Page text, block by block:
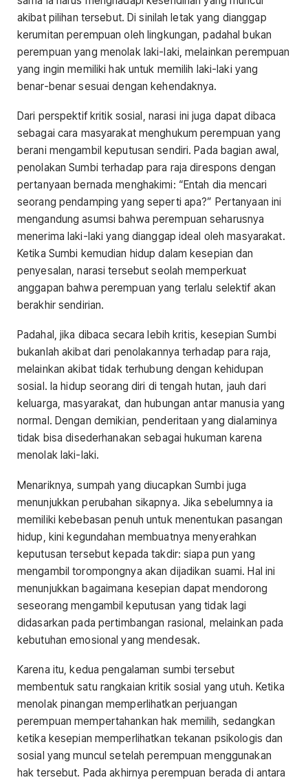
akibat pilihan tersebut. Di sinilah letak yang dianggap
kerumitan perempuan oleh lingkungan, padahal bukan
perempuan yang menolak laki-laki, melainkan perempuan
yang ingin memiliki hak untuk memilih laki-laki yang
benar-benar sesuai dengan kehendaknya.
Dari perspektif kritik sosial, narasi ini juga dapat dibaca
sebagai cara masyarakat menghukum perempuan yang
berani mengambil keputusan sendiri. Pada bagian awal,
penolakan Sumbi terhadap para raja direspons dengan
pertanyaan bernada menghakimi: “Entah dia mencari
seorang pendamping yang seperti apa?” Pertanyaan ini
mengandung asumsi bahwa perempuan seharusnya
menerima laki-laki yang dianggap ideal oleh masyarakat.
Ketika Sumbi kemudian hidup dalam kesepian dan
penyesalan, narasi tersebut seolah memperkuat
anggapan bahwa perempuan yang terlalu selektif akan
berakhir sendirian.
Padahal, jika dibaca secara lebih kritis, kesepian Sumbi
bukanlah akibat dari penolakannya terhadap para raja,
melainkan akibat tidak terhubung dengan kehidupan
sosial. Ia hidup seorang diri di tengah hutan, jauh dari
keluarga, masyarakat, dan hubungan antar manusia yang
normal. Dengan demikian, penderitaan yang dialaminya
tidak bisa disederhanakan sebagai hukuman karena
menolak laki-laki.
Menariknya, sumpah yang diucapkan Sumbi juga
menunjukkan perubahan sikapnya. Jika sebelumnya ia
memiliki kebebasan penuh untuk menentukan pasangan
hidup, kini kegundahan membuatnya menyerahkan
keputusan tersebut kepada takdir: siapa pun yang
mengambil torompongnya akan dijadikan suami. Hal ini
menunjukkan bagaimana kesepian dapat mendorong
seseorang mengambil keputusan yang tidak lagi
didasarkan pada pertimbangan rasional, melainkan pada
kebutuhan emosional yang mendesak.
Karena itu, kedua pengalaman sumbi tersebut
membentuk satu rangkaian kritik sosial yang utuh. Ketika
menolak pinangan memperlihatkan perjuangan
perempuan mempertahankan hak memilih, sedangkan
ketika kesepian memperlihatkan tekanan psikologis dan
sosial yang muncul setelah perempuan menggunakan
hak tersebut. Pada akhirnya perempuan berada di antara